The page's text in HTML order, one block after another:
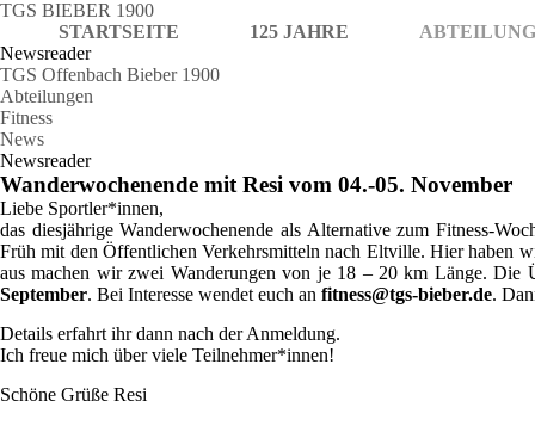
TGS BIEBER 1900
STARTSEITE
125 JAHRE
Newsreader
TGS Offenbach Bieber 1900
Abteilungen
Fitness
News
Newsreader
Wanderwochenende mit Resi vom 04.-05. November
Liebe Sportler*innen,
das diesjährige Wanderwochenende als Alternative zum Fitness-
Früh mit den Öffentlichen Verkehrsmitteln nach Eltville. Hier
aus machen wir zwei Wanderungen von je 18 – 20 km Länge.
September. Bei Interesse wendet euch an fitness@tgs-bieber.de.
Details erfahrt ihr dann nach der Anmeldung.
Ich freue mich über viele Teilnehmer*innen!
Schöne Grüße Resi